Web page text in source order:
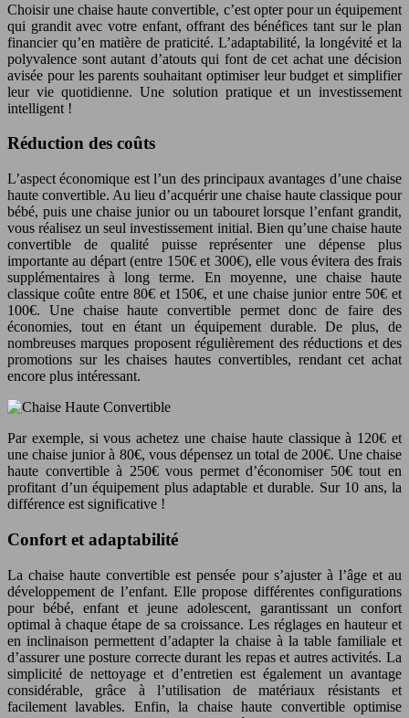
Choisir une chaise haute convertible, c’est opter pour un équipement
qui grandit avec votre enfant, offrant des bénéfices tant sur le plan
financier qu’en matière de praticité. L’adaptabilité, la longévité et la
polyvalence sont autant d’atouts qui font de cet achat une décision
avisée pour les parents souhaitant optimiser leur budget et simplifier
leur vie quotidienne. Une solution pratique et un investissement
intelligent !
Réduction des coûts
L’aspect économique est l’un des principaux avantages d’une chaise
haute convertible. Au lieu d’acquérir une chaise haute classique pour
bébé, puis une chaise junior ou un tabouret lorsque l’enfant grandit,
vous réalisez un seul investissement initial. Bien qu’une chaise haute
convertible de qualité puisse représenter une dépense plus
importante au départ (entre 150€ et 300€), elle vous évitera des frais
supplémentaires à long terme. En moyenne, une chaise haute
classique coûte entre 80€ et 150€, et une chaise junior entre 50€ et
100€. Une chaise haute convertible permet donc de faire des
économies, tout en étant un équipement durable. De plus, de
nombreuses marques proposent régulièrement des réductions et des
promotions sur les chaises hautes convertibles, rendant cet achat
encore plus intéressant.
Par exemple, si vous achetez une chaise haute classique à 120€ et
une chaise junior à 80€, vous dépensez un total de 200€. Une chaise
haute convertible à 250€ vous permet d’économiser 50€ tout en
profitant d’un équipement plus adaptable et durable. Sur 10 ans, la
différence est significative !
Confort et adaptabilité
La chaise haute convertible est pensée pour s’ajuster à l’âge et au
développement de l’enfant. Elle propose différentes configurations
pour bébé, enfant et jeune adolescent, garantissant un confort
optimal à chaque étape de sa croissance. Les réglages en hauteur et
en inclinaison permettent d’adapter la chaise à la table familiale et
d’assurer une posture correcte durant les repas et autres activités. La
simplicité de nettoyage et d’entretien est également un avantage
considérable, grâce à l’utilisation de matériaux résistants et
facilement lavables. Enfin, la chaise haute convertible optimise